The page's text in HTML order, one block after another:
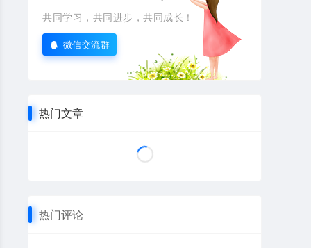
共同学习，共同进步，共同成长！
微信交流群
热门文章
热门评论